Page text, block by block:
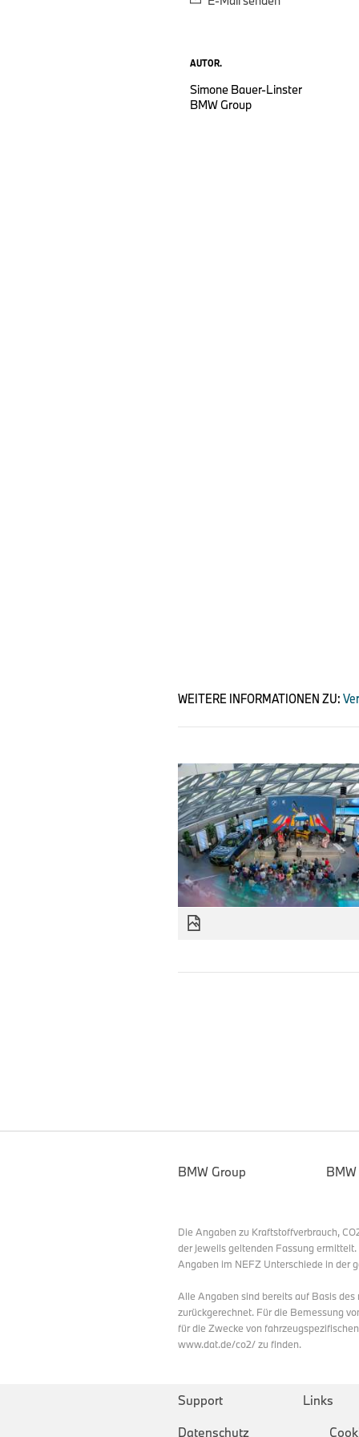
AUTOR.
Simone Bauer-Linster
BMW Group
WEITERE INFORMATIONEN ZU:
BMW Group BMW
Die Angaben zu Kraftstoffverbrauch,
der jeweils geltenden Fassung
Angaben im NEFZ Unterschiede in der
Alle Angaben sind bereits auf Basis
zurückgerechnet. Für die Bemessung
für die Zwecke von
www.dat.de/co2/ zu finden.
Support Links
Datenschutz